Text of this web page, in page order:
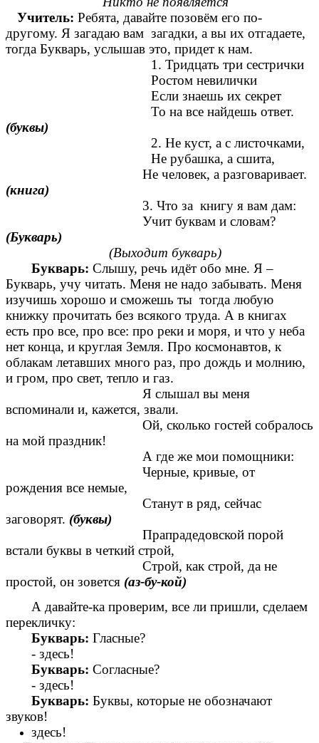
Учитель: Ребята, давайте позовём его по-
другому. Я загадаю вам загадки, а вы их отгадаете,
тогда Букварь, услышав это, придет к нам.
1. Тридцать три сестрички
Ростом невилички
Если знаешь их секрет
То на все найдешь ответ.
(буквы)
2. Не куст, а с листочками,
Не рубашка, а сшита,
Не человек, а разговаривает.
(книга)
3. Что за книгу я вам дам:
Учит буквам и словам?
(Букварь)
(Выходит букварь)
Букварь: Слышу, речь идёт обо мне. Я –
Букварь, учу читать. Меня не надо забывать. Меня
изучишь хорошо и сможешь ты тогда любую
книжку прочитать без всякого труда. А в книгах
есть про все, про все: про реки и моря, и что у неба
нет конца, и круглая Земля. Про космонавтов, к
облакам летавших много раз, про дождь и молнию,
и гром, про свет, тепло и газ.
Я слышал вы меня
вспоминали и, кажется, звали.
Ой, сколько гостей собралось
на мой праздник!
А где же мои помощники:
Черные, кривые, от
рождения все немые,
Станут в ряд, сейчас
заговорят. (буквы)
Прапрадедовской порой
встали буквы в четкий строй,
Строй, как строй, да не
простой, он зовется (аз-бу-кой)
А давайте-ка проверим, все ли пришли, сделаем
перекличку:
Букварь: Гласные?
- здесь!
Букварь: Согласные?
- здесь!
Букварь: Буквы, которые не обозначают
звуков!
здесь!